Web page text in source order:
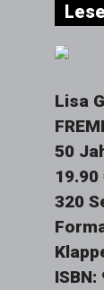
Lisa
50
19.90
320